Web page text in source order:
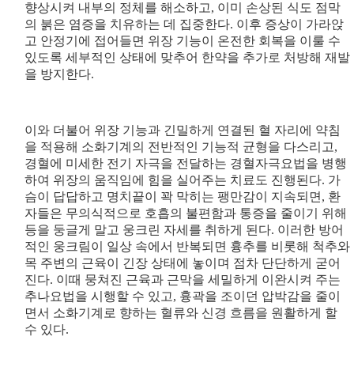
향상시켜 내부의 정체를 해소하고, 이미 손상된 식도 점막
의 붉은 염증을 치유하는 데 집중한다. 이후 증상이 가라앉
고 안정기에 접어들면 위장 기능이 온전한 회복을 이룰 수
있도록 세부적인 상태에 맞추어 한약을 추가로 처방해 재발
을 방지한다.
이와 더불어 위장 기능과 긴밀하게 연결된 혈 자리에 약침
을 적용해 소화기계의 전반적인 기능적 균형을 다스리고,
경혈에 미세한 전기 자극을 전달하는 경혈자극요법을 병행
하여 위장의 움직임에 힘을 실어주는 치료도 진행된다. 가
슴이 답답하고 명치끝이 꽉 막히는 팽만감이 지속되면, 환
자들은 무의식적으로 호흡의 불편함과 통증을 줄이기 위해
등을 둥글게 말고 웅크린 자세를 취하게 된다. 이러한 방어
적인 웅크림이 일상 속에서 반복되면 흉추를 비롯해 척추와
목 주변의 근육이 긴장 상태에 놓이며 점차 단단하게 굳어
진다. 이때 뭉쳐진 근육과 근막을 세밀하게 이완시켜 주는
추나요법을 시행할 수 있고, 흉곽을 조이던 압박감을 줄이
면서 소화기계로 향하는 혈류와 신경 흐름을 원활하게 할
수 있다.